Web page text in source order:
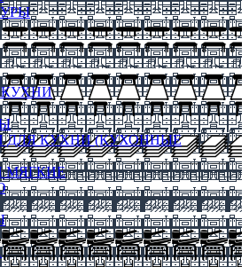
ДЛЯ КУХНИ (КУХОННЫЕ
МЯГКИЕ